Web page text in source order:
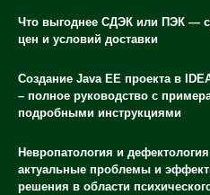
Что выгоднее СДЭК или ПЭК —
цен и условий доставки
Создание Java EE проекта в
– полное руководство с
подробными инструкциями
Невропатология и
актуальные проблемы и
решения в области